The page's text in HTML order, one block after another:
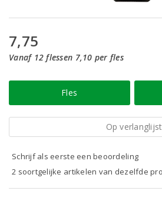
7,75
Vanaf 12 flessen 7,10 per fles
Fles
Op verlanglijst
Schrijf als eerste een beoordeling
2 soortgelijke artikelen van dezelfde